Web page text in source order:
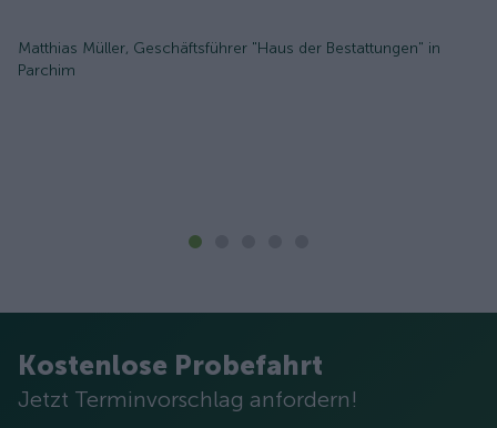
Matthias Müller, Geschäftsführer "Haus der Bestattungen" in
Parchim
Kostenlose Probefahrt
Jetzt Terminvorschlag anfordern!